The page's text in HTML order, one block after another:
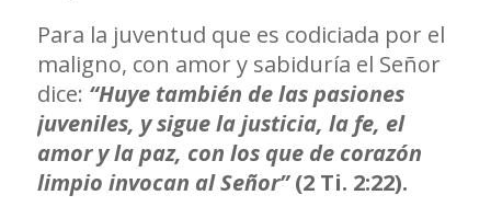
Para la juventud que es codiciada por el
maligno, con amor y sabiduría el Señor
dice: “Huye también de las pasiones
juveniles, y sigue la justicia, la fe, el
amor y la paz, con los que de corazón
limpio invocan al Señor” (2 Ti. 2:22).